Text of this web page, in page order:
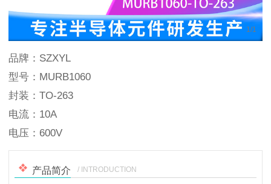
1 /1
品牌：SZXYL
型号：MURB1060
封装：TO-263
电流：10A
电压：600V
产品简介 / INTRODUCTION